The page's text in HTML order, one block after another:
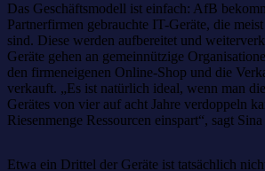
Das Geschäftsmodell ist einfach: AfB
Partnerfirmen gebrauchte IT-Geräte, die
sind. Diese werden aufbereitet und
Geräte gehen an gemeinnützige
den firmeneigenen Online-Shop und die
verkauft. „Es ist natürlich ideal, wenn man
Gerätes von vier auf acht Jahre verdoppeln
Riesenmenge Ressourcen einspart“, sagt
Etwa ein Drittel der Geräte ist tatsächlich